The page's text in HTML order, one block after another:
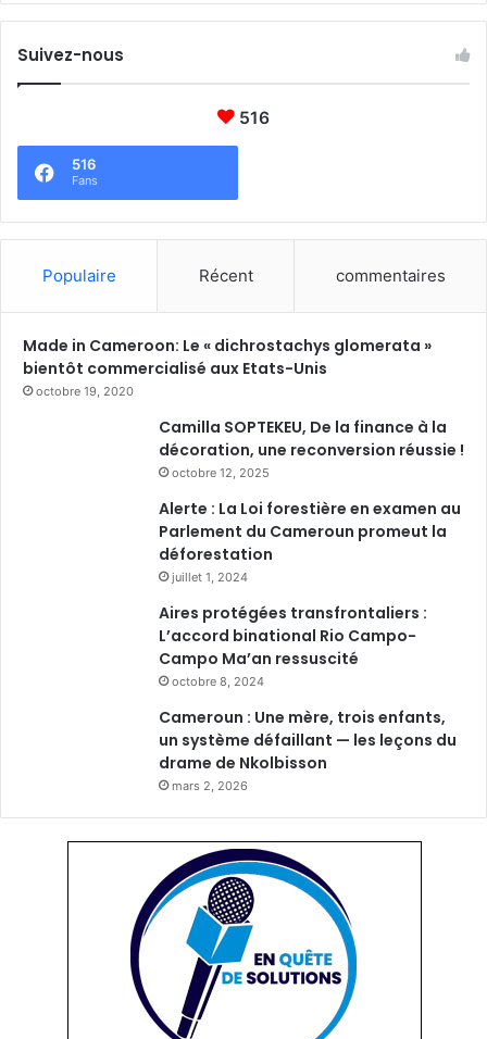
Suivez-nous
516
516
Fans
Populaire Récent commentaires
Made in Cameroon: Le « dichrostachys glomerata »
bientôt commercialisé aux Etats-Unis
octobre 19, 2020
Camilla SOPTEKEU, De la finance à la
décoration, une reconversion réussie !
octobre 12, 2025
Alerte : La Loi forestière en examen au
Parlement du Cameroun promeut la
déforestation
juillet 1, 2024
Aires protégées transfrontaliers :
L’accord binational Rio Campo-
Campo Ma’an ressuscité
octobre 8, 2024
Cameroun : Une mère, trois enfants,
un système défaillant — les leçons du
drame de Nkolbisson
mars 2, 2026